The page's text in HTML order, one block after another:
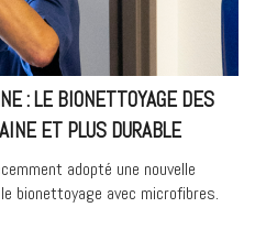
: LE BIONETTOYAGE DES
ET PLUS DURABLE
adopté une nouvelle
bionettoyage avec microfibres.